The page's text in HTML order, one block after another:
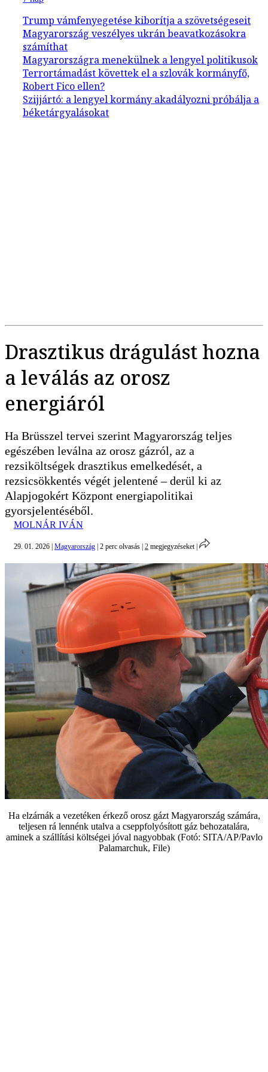
Drasztikus drágulást hozna
a leválás az orosz
energiáról
Ha Brüsszel tervei szerint Magyarország teljes
egészében leválna az orosz gázról, az a
rezsiköltségek drasztikus emelkedését, a
rezsicsökkentés végét jelentené – derül ki az
Alapjogokért Központ energiapolitikai
gyorsjelentéséből.
MOLNÁR IVÁN
29. 01. 2026 Magyarország 2 perc olvasás 2 megjegyzéseket
Ha elzárnák a vezetéken érkező orosz gázt Magyarország számára,
teljesen rá lennénk utalva a cseppfolyósított gáz behozatalára,
aminek a szállítási költségei jóval nagyobbak (Fotó: SITA/AP/Pavlo
Palamarchuk, File)